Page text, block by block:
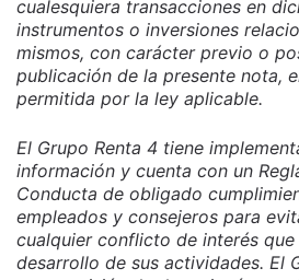
cualesquiera transacciones en
instrumentos o inversiones
mismos, con carácter previo o
publicación de la presente nota,
permitida por la ley aplicable.
El Grupo Renta 4 tiene
información y cuenta con un
Conducta de obligado
empleados y consejeros para
cualquier conflicto de interés
desarrollo de sus actividades. El